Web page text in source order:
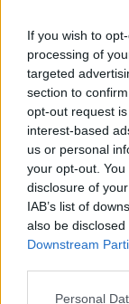
If you wish to
processing of
targeted
section to
opt-out request
interest-based
us or personal
your opt-out.
disclosure of
IAB’s list of
also be
Downstream
Personal
Renskjær